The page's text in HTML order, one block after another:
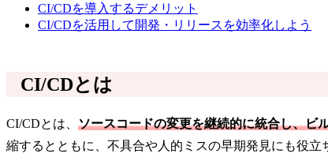
CI/CDを導入するデメリット
CI/CDを活用して開発・リリースを効率化しよう
CI/CDとは
CI/CDとは、 ソースコードの変更を継続的に統合し、ビ
縮するとともに、不具合や人的ミスの早期発見にも役立